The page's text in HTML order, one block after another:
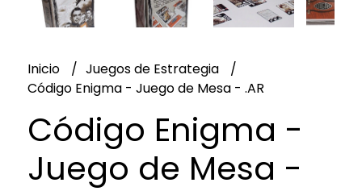
Inicio
Juegos de Estrategia
Código Enigma - Juego de Mesa - .AR
Código Enigma -
Juego de Mesa -